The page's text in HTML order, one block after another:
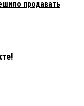
продавать